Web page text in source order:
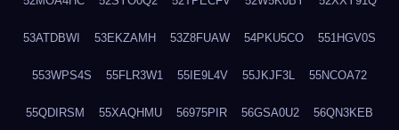
53ATDBWI 53EKZAMH 53Z8FUAW 54PKU5CO 551HGV0S
553WPS4S 55FLR3W1 55IE9L4V 55JKJF3L 55NCOA72
55QDIRSM 55XAQHMU 56975PIR 56GSA0U2 56QN3KEB